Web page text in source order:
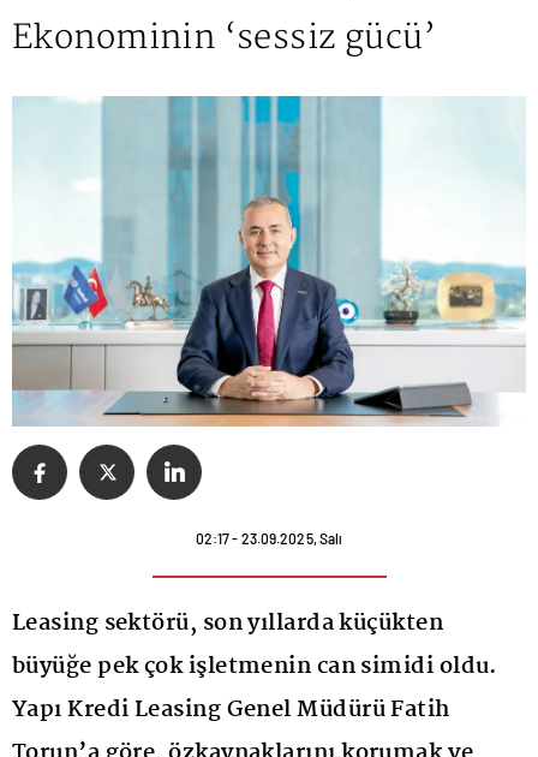
Ekonominin ‘sessiz gücü’
02:17 - 23.09.2025, Salı
Leasing sektörü, son yıllarda küçükten
büyüğe pek çok işletmenin can simidi oldu.
Yapı Kredi Leasing Genel Müdürü Fatih